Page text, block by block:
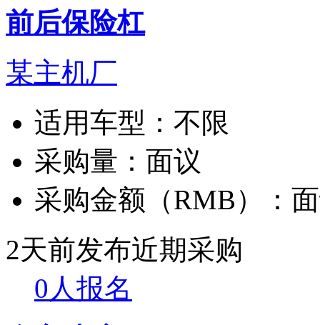
前后保险杠
某主机厂
适用车型： 不限
采购量： 面议
采购金额（RMB）：
2天前发布近期采购
0人报名